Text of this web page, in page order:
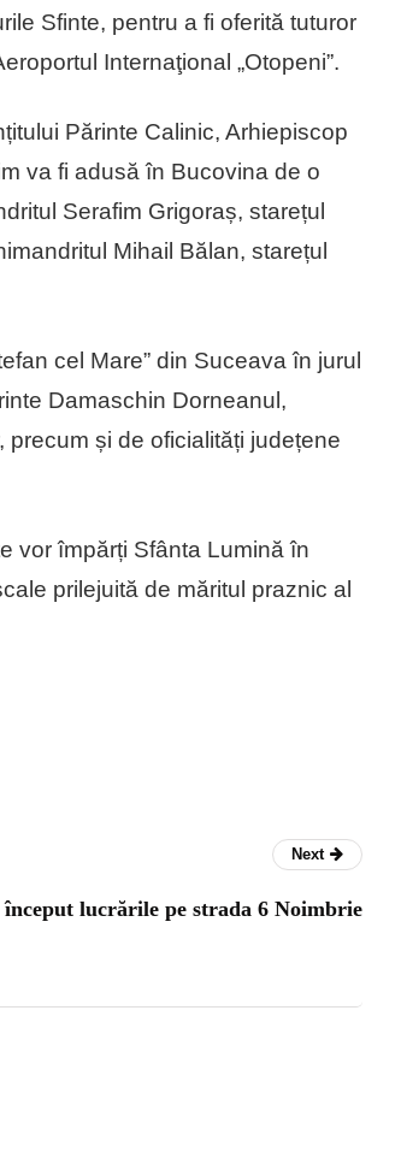
Sfinte, pentru a fi oferită tuturor
Internaţional „Otopeni”.
Părinte Calinic, Arhiepiscop
va fi adusă în Bucovina de o
Serafim Grigoraș, starețul
Mihail Bălan, starețul
cel Mare” din Suceava în jurul
Damaschin Dorneanul,
și de oficialități județene
vor împărți Sfânta Lumină în
prilejuită de măritul praznic al
Next
început lucrările pe strada 6 Noimbrie